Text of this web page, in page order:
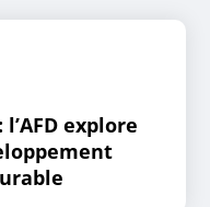
explore